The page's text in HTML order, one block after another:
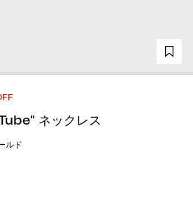
ネックレス
ルド